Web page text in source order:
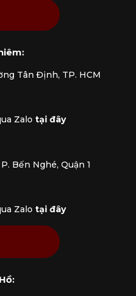
Tân Định, TP. HCM
Zalo tại đây
Bến Nghé, Quận 1
Zalo tại đây